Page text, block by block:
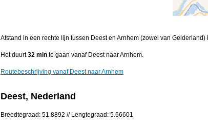
Afstand in een rechte lijn tussen Deest en Arnhem (zowel van Gelderland)
Het duurt32 min te gaan vanaf Deest naar Arnhem.
Routebeschrijving vanaf Deest naar Arnhem
Deest, Nederland
Breedtegraad: 51.8892 // Lengtegraad: 5.66601